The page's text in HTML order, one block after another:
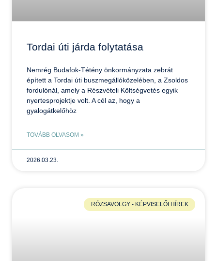
Tordai úti járda folytatása
Nemrég Budafok-Tétény önkormányzata zebrát
épített a Tordai úti buszmegállóközelében, a Zsoldos
fordulónál, amely a Részvételi Költségvetés egyik
nyertesprojektje volt. A cél az, hogy a
gyalogátkelőhöz
TOVÁBB OLVASOM »
2026.03.23.
RÓZSAVÖLGY - KÉPVISELŐI HÍREK